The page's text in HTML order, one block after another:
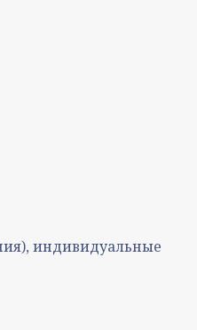
индивидуальные